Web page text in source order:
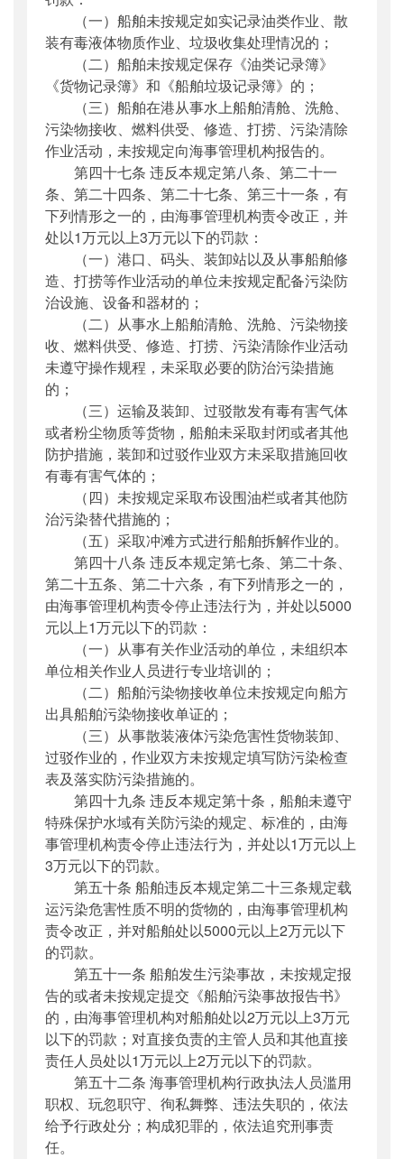
（一）船舶未按规定如实记录油类作业、散
装有毒液体物质作业、垃圾收集处理情况的；
（二）船舶未按规定保存《油类记录簿》
《货物记录簿》和《船舶垃圾记录簿》的；
（三）船舶在港从事水上船舶清舱、洗舱、
污染物接收、燃料供受、修造、打捞、污染清除
作业活动，未按规定向海事管理机构报告的。
第四十七条 违反本规定第八条、第二十一
条、第二十四条、第二十七条、第三十一条，有
下列情形之一的，由海事管理机构责令改正，并
处以1万元以上3万元以下的罚款：
（一）港口、码头、装卸站以及从事船舶修
造、打捞等作业活动的单位未按规定配备污染防
治设施、设备和器材的；
（二）从事水上船舶清舱、洗舱、污染物接
收、燃料供受、修造、打捞、污染清除作业活动
未遵守操作规程，未采取必要的防治污染措施
的；
（三）运输及装卸、过驳散发有毒有害气体
或者粉尘物质等货物，船舶未采取封闭或者其他
防护措施，装卸和过驳作业双方未采取措施回收
有毒有害气体的；
（四）未按规定采取布设围油栏或者其他防
治污染替代措施的；
（五）采取冲滩方式进行船舶拆解作业的。
第四十八条 违反本规定第七条、第二十条、
第二十五条、第二十六条，有下列情形之一的，
由海事管理机构责令停止违法行为，并处以5000
元以上1万元以下的罚款：
（一）从事有关作业活动的单位，未组织本
单位相关作业人员进行专业培训的；
（二）船舶污染物接收单位未按规定向船方
出具船舶污染物接收单证的；
（三）从事散装液体污染危害性货物装卸、
过驳作业的，作业双方未按规定填写防污染检查
表及落实防污染措施的。
第四十九条 违反本规定第十条，船舶未遵守
特殊保护水域有关防污染的规定、标准的，由海
事管理机构责令停止违法行为，并处以1万元以上
3万元以下的罚款。
第五十条 船舶违反本规定第二十三条规定载
运污染危害性质不明的货物的，由海事管理机构
责令改正，并对船舶处以5000元以上2万元以下
的罚款。
第五十一条 船舶发生污染事故，未按规定报
告的或者未按规定提交《船舶污染事故报告书》
的，由海事管理机构对船舶处以2万元以上3万元
以下的罚款；对直接负责的主管人员和其他直接
责任人员处以1万元以上2万元以下的罚款。
第五十二条 海事管理机构行政执法人员滥用
职权、玩忽职守、徇私舞弊、违法失职的，依法
给予行政处分；构成犯罪的，依法追究刑事责
任。